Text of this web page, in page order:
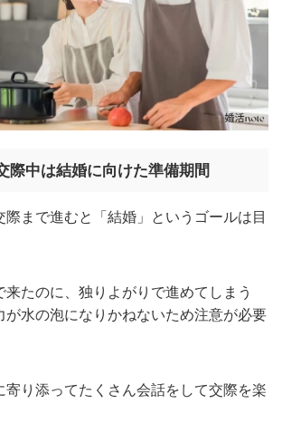
際中は結婚に向けた準備期間
まで進むと「結婚」というゴールは目
たのに、独りよがりで進めてしまう
が水の泡になりかねないため注意が必要
寄り添ってたくさん会話をして交際を楽